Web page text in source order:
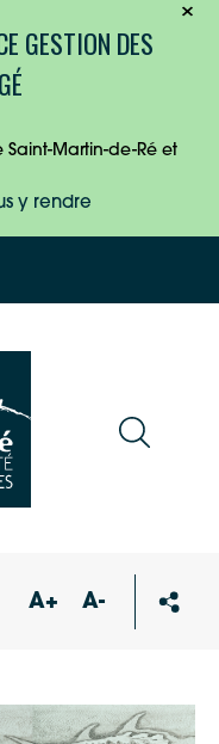
GESTION DES
Martin-de-Ré et
y rendre
A+ A-